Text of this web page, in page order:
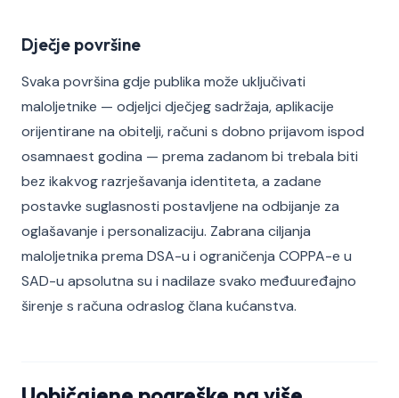
Dječje površine
Svaka površina gdje publika može uključivati
maloljetnike — odjeljci dječjeg sadržaja, aplikacije
orijentirane na obitelji, računi s dobno prijavom ispod
osamnaest godina — prema zadanom bi trebala biti
bez ikakvog razrješavanja identiteta, a zadane
postavke suglasnosti postavljene na odbijanje za
oglašavanje i personalizaciju. Zabrana ciljanja
maloljetnika prema DSA-u i ograničenja COPPA-e u
SAD-u apsolutna su i nadilaze svako međuuređajno
širenje s računa odraslog člana kućanstva.